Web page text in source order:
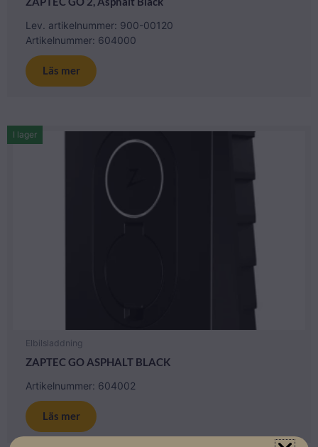
Lev. artikelnummer: 900-00120
Artikelnummer: 604000
Läs mer
Elbilsladdning
ZAPTEC GO ASPHALT BLACK
Artikelnummer: 604002
I lager
Läs mer